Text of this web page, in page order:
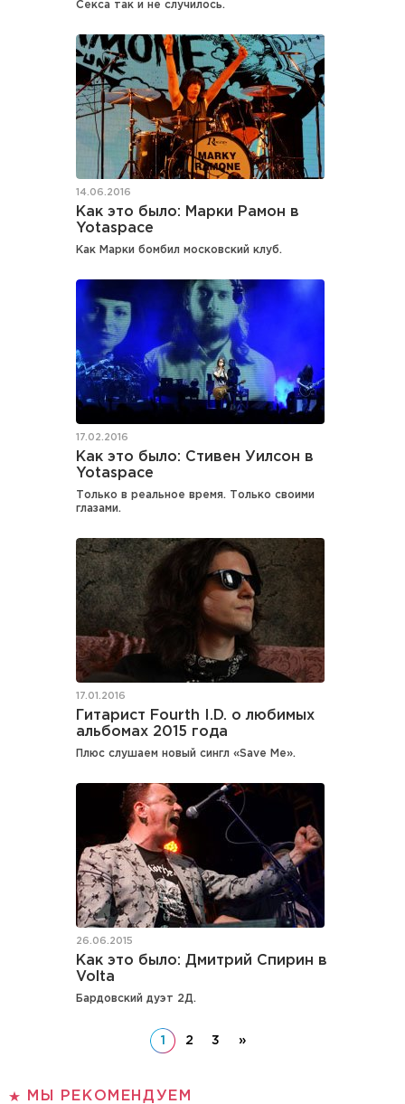
Секса так и не случилось.
14.06.2016
Как это было: Марки Рамон в
Yotaspace
Как Марки бомбил московский клуб.
17.02.2016
Как это было: Стивен Уилсон в
Yotaspace
Только в реальное время. Только своими
глазами.
17.01.2016
Гитарист Fourth I.D. о любимых
альбомах 2015 года
Плюс слушаем новый сингл «Save Me».
26.06.2015
Как это было: Дмитрий Спирин в
Volta
Бардовский дуэт 2Д.
1 2 3 »
МЫ РЕКОМЕНДУЕМ